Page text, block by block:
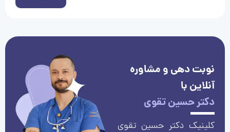
نوبت دهی و مشاوره
آنلاین با
دکتر حسین تقوی
کلینیک دکتر حسین تقوی